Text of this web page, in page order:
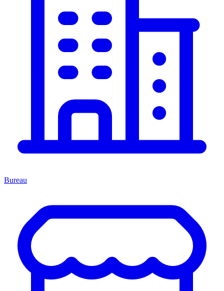
Bureau